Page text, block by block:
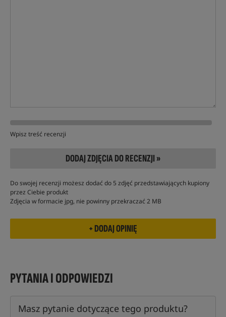
Wpisz treść recenzji
DODAJ ZDJĘCIA DO RECENZJI »
Do swojej recenzji możesz dodać do 5 zdjęć przedstawiających kupiony
przez Ciebie produkt
Zdjęcia w formacie jpg, nie powinny przekraczać 2 MB
PYTANIA I ODPOWIEDZI
Masz pytanie dotyczące tego produktu?